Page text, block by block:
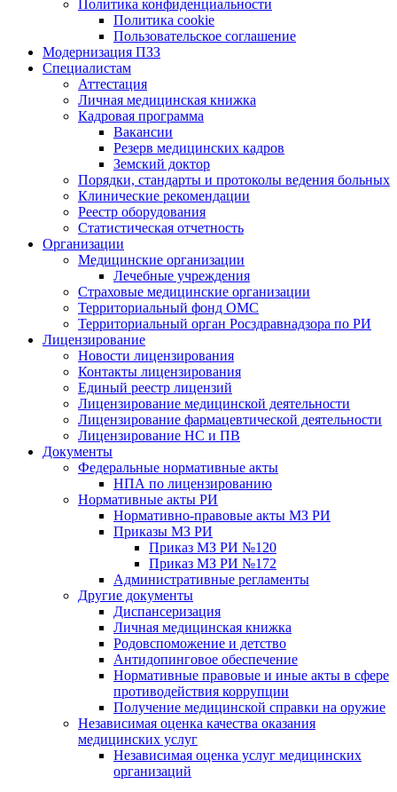
Политика конфиденциальности
Политика cookie
Пользовательское соглашение
Модернизация ПЗЗ
Специалистам
Аттестация
Личная медицинская книжка
Кадровая программа
Вакансии
Резерв медицинских кадров
Земский доктор
Порядки, стандарты и протоколы ведения больных
Клинические рекомендации
Реестр оборудования
Статистическая отчетность
Организации
Медицинские организации
Лечебные учреждения
Страховые медицинские организации
Территориальный фонд ОМС
Территориальный орган Росздравнадзора по РИ
Лицензирование
Новости лицензирования
Контакты лицензирования
Единый реестр лицензий
Лицензирование медицинской деятельности
Лицензирование фармацевтической деятельности
Лицензирование НС и ПВ
Документы
Федеральные нормативные акты
НПА по лицензированию
Нормативные акты РИ
Нормативно-правовые акты МЗ РИ
Приказы МЗ РИ
Приказ МЗ РИ №120
Приказ МЗ РИ №172
Административные регламенты
Другие документы
Диспансеризация
Личная медицинская книжка
Родовспоможение и детство
Антидопинговое обеспечение
Нормативные правовые и иные акты в сфере
противодействия коррупции
Получение медицинской справки на оружие
Независимая оценка качества оказания
медицинских услуг
Независимая оценка услуг медицинскиx
организаций